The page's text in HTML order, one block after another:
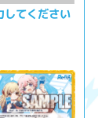
してください